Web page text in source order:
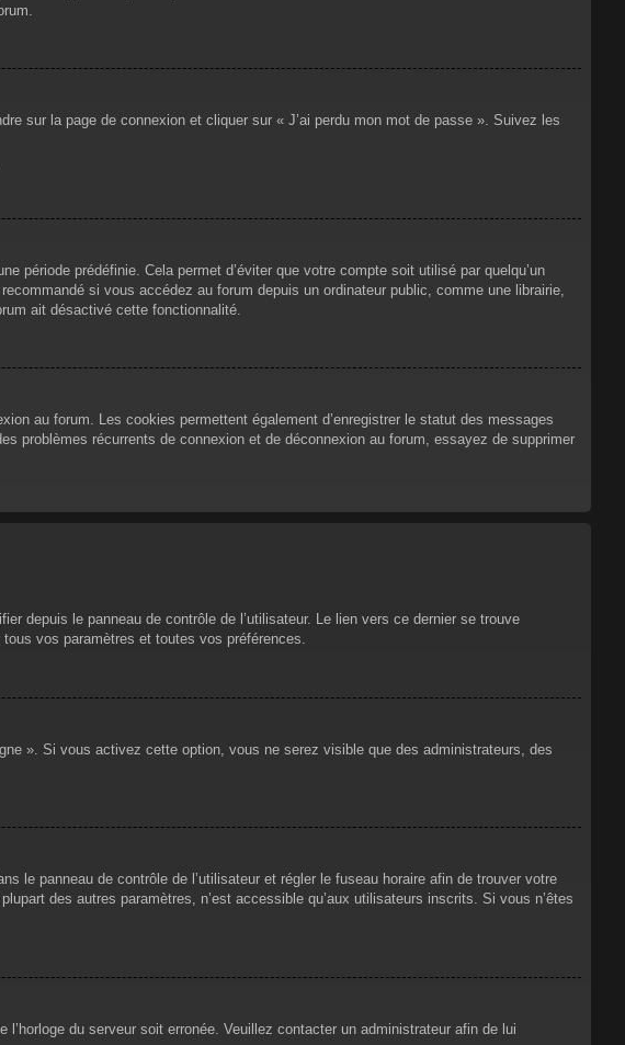
sur la page de connexion et cliquer sur « J’ai perdu mon mot de passe ». Suivez les
période prédéfinie. Cela permet d’éviter que votre compte soit utilisé par quelqu’un
si vous accédez au forum depuis un ordinateur public, comme une librairie,
ait désactivé cette fonctionnalité.
au forum. Les cookies permettent également d’enregistrer le statut des messages
problèmes récurrents de connexion et de déconnexion au forum, essayez de supprimer
depuis le panneau de contrôle de l’utilisateur. Le lien vers ce dernier se trouve
vos paramètres et toutes vos préférences.
». Si vous activez cette option, vous ne serez visible que des administrateurs, des
le panneau de contrôle de l’utilisateur et régler le fuseau horaire afin de trouver votre
des autres paramètres, n’est accessible qu’aux utilisateurs inscrits. Si vous n’êtes
du serveur soit erronée. Veuillez contacter un administrateur afin de lui